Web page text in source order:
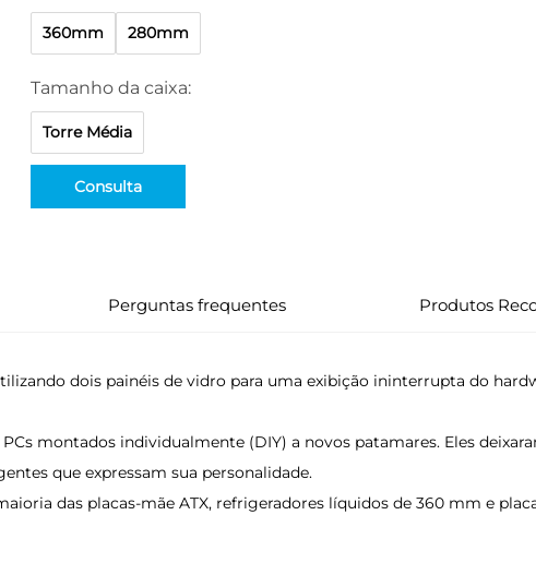
360mm 280mm
Tamanho da caixa:
Torre Média
Consulta
Perguntas frequentes Produtos
dois painéis de vidro para uma exibição ininterrupta do
montados individualmente (DIY) a novos patamares. Eles
que expressam sua personalidade.
das placas-mãe ATX, refrigeradores líquidos de 360 mm e